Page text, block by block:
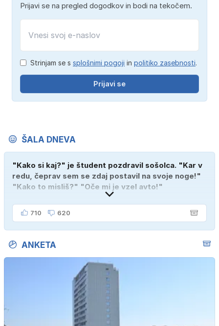
Prijavi se na pregled dogodkov in bodi na tekočem.
Strinjam se s splošnimi pogoji in politiko zasebnosti.
Prijavi se
ŠALA DNEVA
"Kako si kaj?" je študent pozdravil sošolca. "Kar v
redu, čeprav sem se zdaj postavil na svoje noge!"
"Kako to misliš?" "Oče mi je vzel avto!"
710 620
ANKETA